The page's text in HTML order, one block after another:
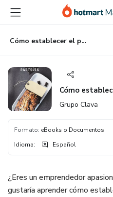
principal
página
de
página
Cómo establecer el precio de los pasteles
Cómo
Grupo Clava
Formato: eBooks o Documentos
Idioma: Español
¿Eres un emprendedor
gustaría aprender cómo